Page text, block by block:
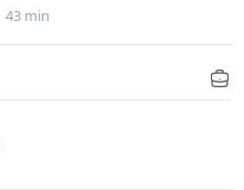
43 min